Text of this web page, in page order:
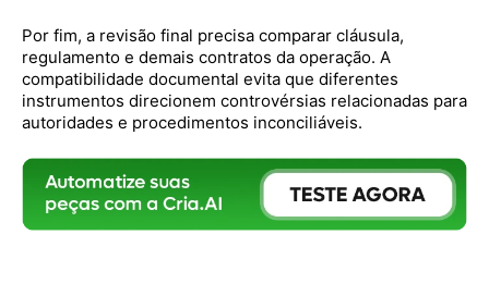
Por fim, a revisão final precisa comparar cláusula,
regulamento e demais contratos da operação. A
compatibilidade documental evita que diferentes
instrumentos direcionem controvérsias relacionadas para
autoridades e procedimentos inconciliáveis.